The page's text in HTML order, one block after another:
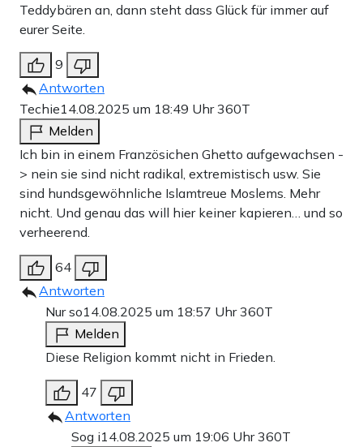
Teddybären an, dann steht dass Glück für immer auf
eurer Seite.
9
Antworten
Techie14.08.2025 um 18:49 Uhr360T
Melden
Ich bin in einem Französichen Ghetto aufgewachsen -
> nein sie sind nicht radikal, extremistisch usw. Sie
sind hundsgewöhnliche Islamtreue Moslems. Mehr
nicht. Und genau das will hier keiner kapieren… und so
verheerend.
64
Antworten
Nur so14.08.2025 um 18:57 Uhr360T
Melden
Diese Religion kommt nicht in Frieden.
47
Antworten
Sog i14.08.2025 um 19:06 Uhr360T